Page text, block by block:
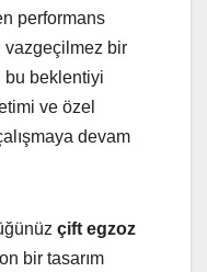
performans
vazgeçilmez bir
bu beklentiyi
ve özel
devam
çift egzoz
bir tasarım